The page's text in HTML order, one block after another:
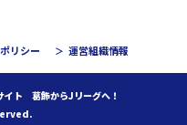
リシー 運営組織情報
ト 葛飾からJリーグへ！